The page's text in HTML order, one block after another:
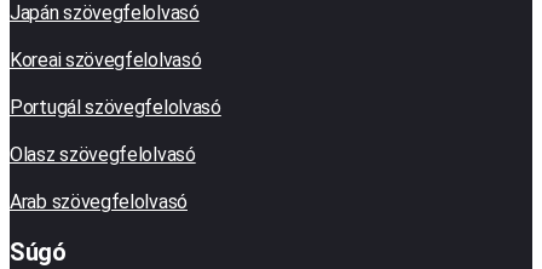
Japán szövegfelolvasó
Koreai szövegfelolvasó
Portugál szövegfelolvasó
Olasz szövegfelolvasó
Arab szövegfelolvasó
Súgó